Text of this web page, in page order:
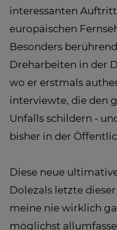
interessanten
europäischen
Besonders
Dreharbeiten in der
wo er erstmals
interviewte, die den
Unfalls schildern -
bisher in der
Diese neue
Dolezals letzte dieser
meine nie wirklich
möglichst